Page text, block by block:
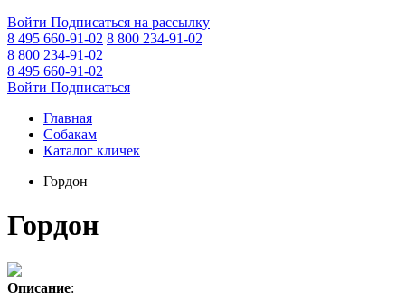
Войти Подписаться на рассылку
8 495 660-91-02 8 800 234-91-02
8 800 234-91-02
8 495 660-91-02
Войти Подписаться
Главная
Собакам
Каталог кличек
Гордон
Гордон
Описание: